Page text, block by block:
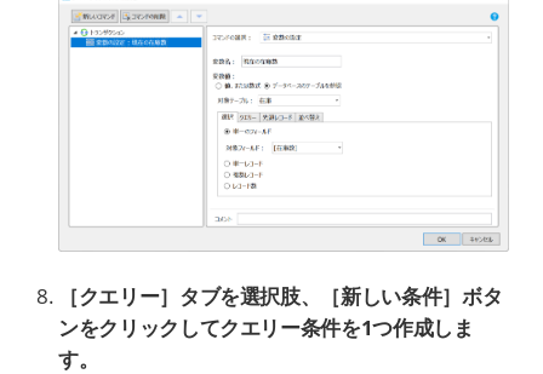
［クエリー］タブを選択肢、［新しい条件］ボタ
ンをクリックしてクエリー条件を1つ作成しま
す。